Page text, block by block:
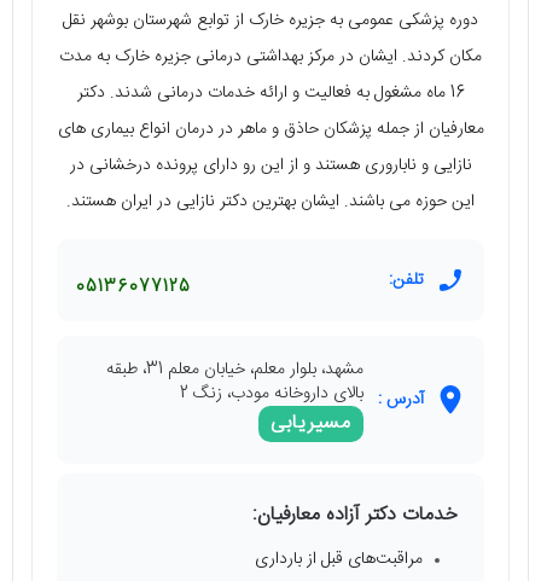
دوره پزشکی عمومی به جزیره خارک از توابع شهرستان بوشهر نقل
مکان کردند. ایشان در مرکز بهداشتی درمانی جزیره خارک به مدت
16 ماه مشغول به فعالیت و ارائه خدمات درمانی شدند. دکتر
معارفیان از جمله پزشکان حاذق و ماهر در درمان انواع بیماری های
نازایی و ناباروری هستند و از این رو دارای پرونده درخشانی در
این حوزه می باشند. ایشان بهترین دکتر نازایی در ایران هستند.
تلفن: 05136077125
آدرس :
مشهد، بلوار معلم، خیابان معلم 31، طبقه
بالای داروخانه مودب، زنگ 2
مسیریابی
خدمات دکتر آزاده معارفیان:
مراقبت‌های قبل از بارداری